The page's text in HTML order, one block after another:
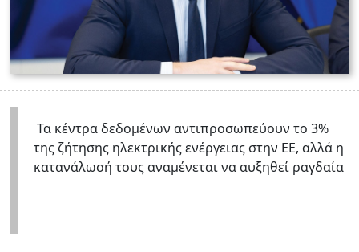
Τα κέντρα δεδομένων αντιπροσωπεύουν το 3%
της ζήτησης ηλεκτρικής ενέργειας στην ΕΕ, αλλά η
κατανάλωσή τους αναμένεται να αυξηθεί ραγδαία